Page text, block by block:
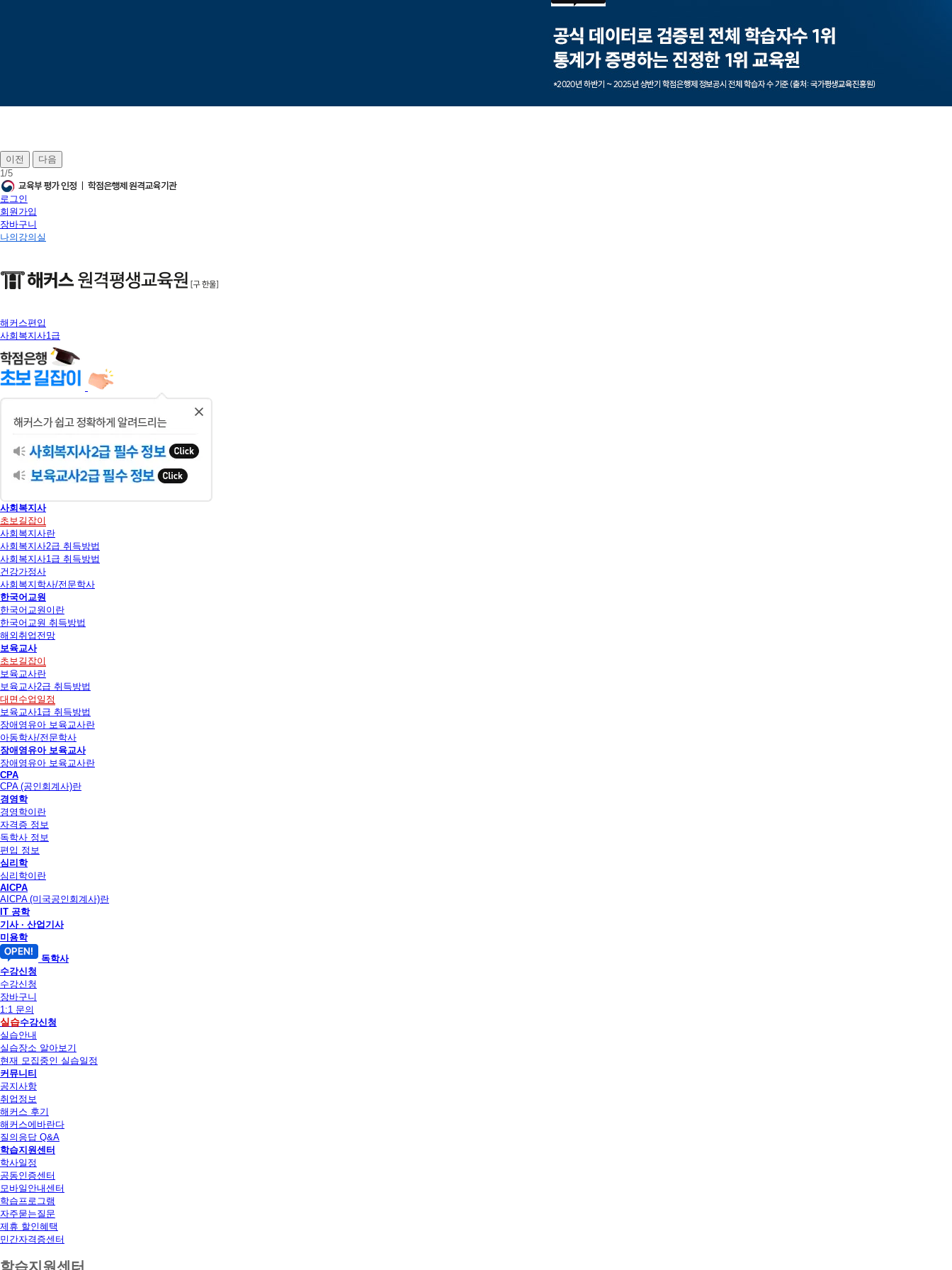
이전
다음
1/5
로그인
회원가입
장바구니
나의강의실
해커스편입
사회복지사1급
사회복지사
초보길잡이
사회복지사란
사회복지사2급 취득방법
사회복지사1급 취득방법
건강가정사
사회복지학사/전문학사
한국어교원
한국어교원이란
한국어교원 취득방법
해외취업전망
보육교사
초보길잡이
보육교사란
보육교사2급 취득방법
대면수업일정
보육교사1급 취득방법
장애영유아 보육교사란
아동학사/전문학사
장애영유아 보육교사
장애영유아 보육교사란
CPA
CPA (공인회계사)란
경영학
경영학이란
자격증 정보
독학사 정보
편입 정보
심리학
심리학이란
AICPA
AICPA (미국공인회계사)란
IT 공학
기사 · 산업기사
미용학
독학사
수강신청
수강신청
장바구니
1:1 문의
실습수강신청
실습안내
실습장소 알아보기
현재 모집중인 실습일정
커뮤니티
공지사항
취업정보
해커스 후기
해커스에바란다
질의응답 Q&A
학습지원센터
학사일정
공동인증센터
모바일안내센터
학습프로그램
자주묻는질문
제휴 할인혜택
민간자격증센터
학습지원센터